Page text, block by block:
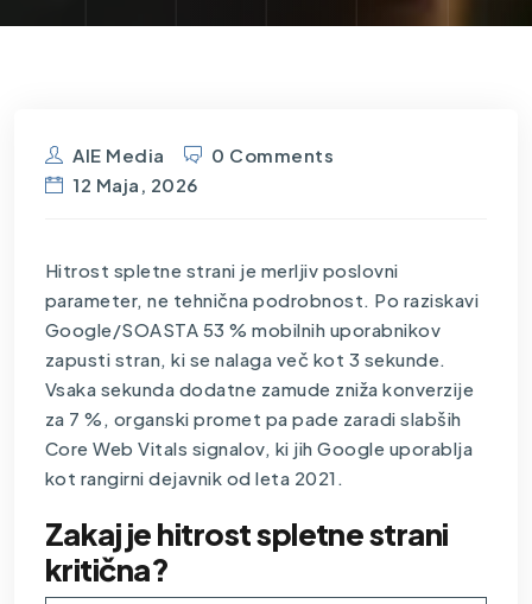
AIE Media
0 Comments
12 Maja, 2026
Hitrost spletne strani je merljiv poslovni
parameter, ne tehnična podrobnost. Po raziskavi
Google/SOASTA 53 % mobilnih uporabnikov
zapusti stran, ki se nalaga več kot 3 sekunde.
Vsaka sekunda dodatne zamude zniža konverzije
za 7 %, organski promet pa pade zaradi slabših
Core Web Vitals signalov, ki jih Google uporablja
kot rangirni dejavnik od leta 2021.
Zakaj je hitrost spletne strani
kritična?